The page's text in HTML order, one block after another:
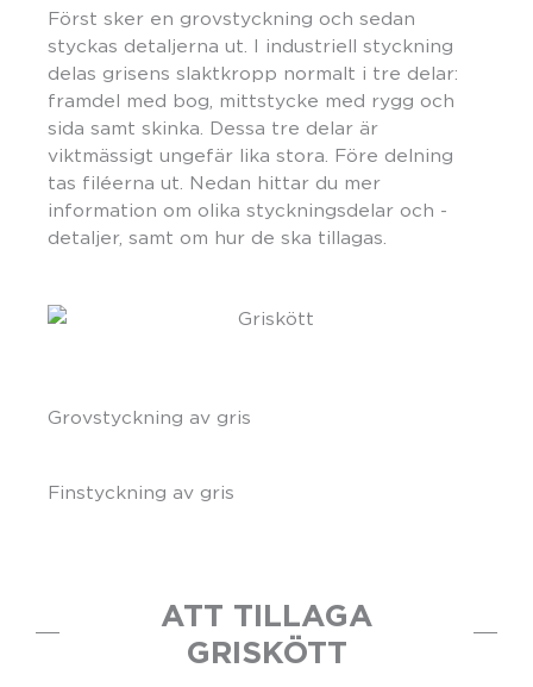
Först sker en grovstyckning och sedan
styckas detaljerna ut. I industriell styckning
delas grisens slaktkropp normalt i tre delar:
framdel med bog, mittstycke med rygg och
sida samt skinka. Dessa tre delar är
viktmässigt ungefär lika stora. Före delning
tas filéerna ut. Nedan hittar du mer
information om olika styckningsdelar och -
detaljer, samt om hur de ska tillagas.
Grovstyckning av gris
Finstyckning av gris
ATT TILLAGA
GRISKÖTT